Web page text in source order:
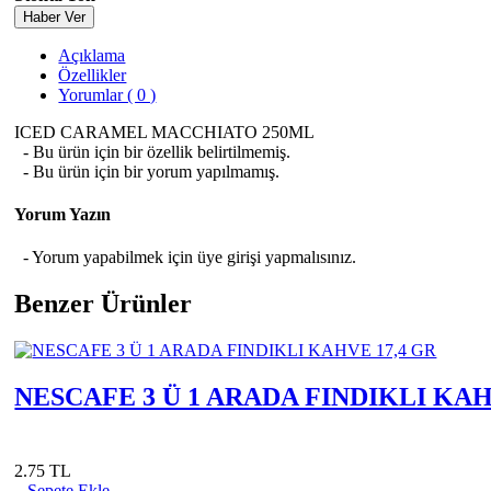
Haber Ver
Açıklama
Özellikler
Yorumlar ( 0 )
ICED CARAMEL MACCHIATO 250ML
- Bu ürün için bir özellik belirtilmemiş.
- Bu ürün için bir yorum yapılmamış.
Yorum Yazın
- Yorum yapabilmek için üye girişi yapmalısınız.
Benzer Ürünler
NESCAFE 3 Ü 1 ARADA FINDIKLI
2.75 TL